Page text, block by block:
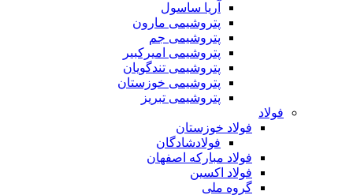
آریا ساسول
پتروشیمی مارون
پتروشیمی جم
پتروشیمی امیرکبیر
پتروشیمی تندگویان
پتروشیمی خوزستان
پتروشیمی تبریز
فولاد
فولاد خوزستان
فولادشادگان
فولاد مبارکه اصفهان
فولاد اکسین
گروه ملی